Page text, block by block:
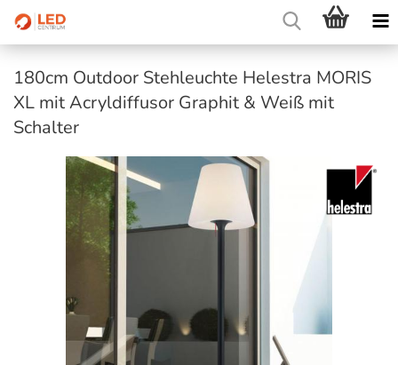
180cm Outdoor Stehleuchte Helestra MORIS
XL mit Acryldiffusor Graphit & Weiß mit
Schalter